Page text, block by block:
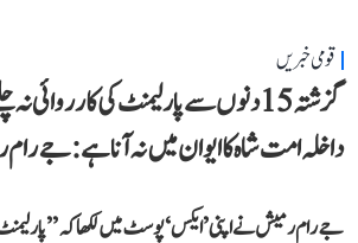
قومی خبریں
گزشتہ 15 دنوں سے پارلیمنٹ کی کارروائی
داخلہ امت شاہ کا ایوان میں نہ آنا ہے: جے
جے رام رمیش نے اپنی ’ایکس‘ پوسٹ میں لکھا کہ